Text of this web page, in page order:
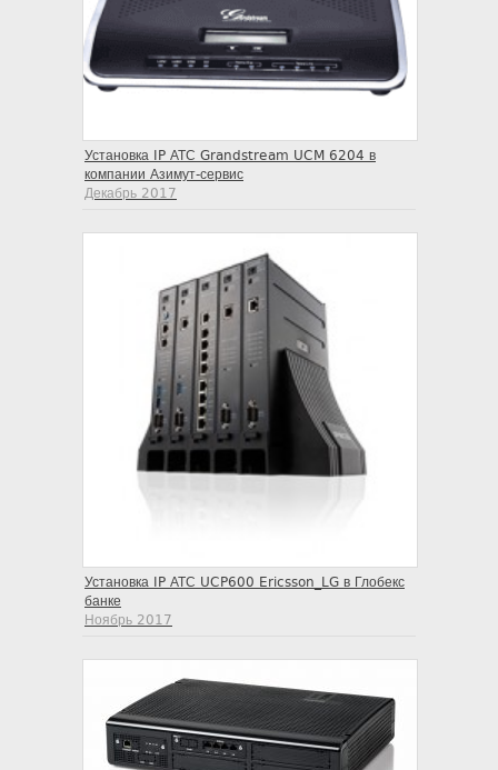
Установка IP АТС Grandstream UCM 6204 в
компании Азимут-сервис
Декабрь 2017
Установка IP АТС UCP600 Ericsson_LG в Глобекс
банке
Ноябрь 2017